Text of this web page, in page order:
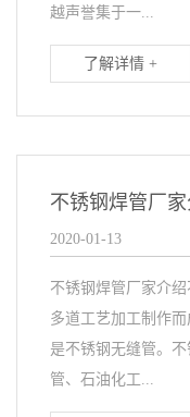
越声誉集于一...
了解详情 +
2020-01-13
不锈钢焊管厂家介
多道工艺加工制作
是不锈钢无缝管。
管、石油化工...